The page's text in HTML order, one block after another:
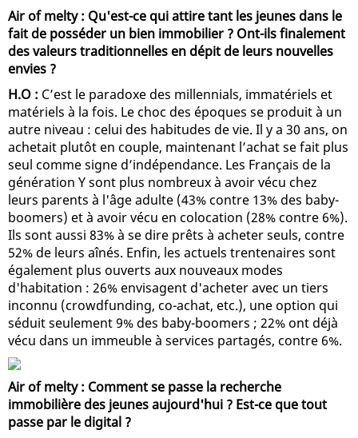
Air of melty : Qu'est-ce qui attire tant les jeunes dans le
fait de posséder un bien immobilier ? Ont-ils finalement
des valeurs traditionnelles en dépit de leurs nouvelles
envies ?
H.O : C’est le paradoxe des millennials, immatériels et
matériels à la fois. Le choc des époques se produit à un
autre niveau : celui des habitudes de vie. Il y a 30 ans, on
achetait plutôt en couple, maintenant l’achat se fait plus
seul comme signe d’indépendance. Les Français de la
génération Y sont plus nombreux à avoir vécu chez
leurs parents à l'âge adulte (43% contre 13% des baby-
boomers) et à avoir vécu en colocation (28% contre 6%).
Ils sont aussi 83% à se dire prêts à acheter seuls, contre
52% de leurs aînés. Enfin, les actuels trentenaires sont
également plus ouverts aux nouveaux modes
d'habitation : 26% envisagent d'acheter avec un tiers
inconnu (crowdfunding, co-achat, etc.), une option qui
séduit seulement 9% des baby-boomers ; 22% ont déjà
vécu dans un immeuble à services partagés, contre 6%.
Air of melty : Comment se passe la recherche
immobilière des jeunes aujourd'hui ? Est-ce que tout
passe par le digital ?